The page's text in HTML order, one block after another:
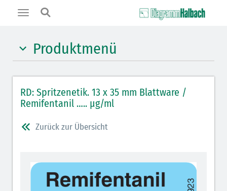
Toggle
Produktmenü
Benzodiazepine (orange)
Benzodiazepin-Antagonisten (orange schraffiert)
Muskelrelaxantien (rot weißer Kopfbalken)
Opiate/Opioide (hellblau)
RD: Spritzenetik. 13 x 35 mm Blattware /
Remifentanil ….. µg/ml
Zurück zur Übersicht